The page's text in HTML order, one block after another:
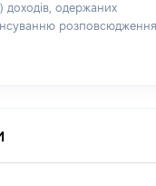
доходів, одержаних
розповсюдження